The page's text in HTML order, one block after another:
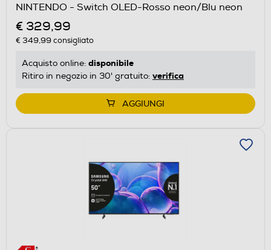
NINTENDO - Switch OLED-Rosso neon/Blu neon
€ 329,99
€ 349,99 consigliato
Acquisto online: disponibile
Ritiro in negozio in 30' gratuito: verifica
AGGIUNGI